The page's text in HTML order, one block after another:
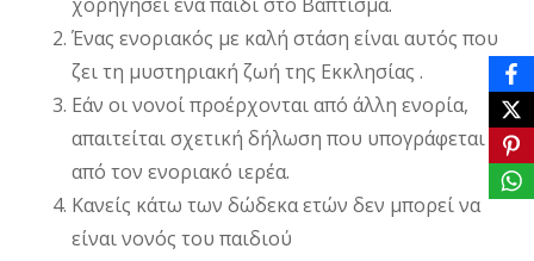
Ένας ενοριακός με καλή στάση είναι αυτός που
ζει τη μυστηριακή ζωή της Εκκλησίας .
Εάν οι νονοί προέρχονται από άλλη ενορία,
απαιτείται σχετική δήλωση που υπογράφεται
από τον ενοριακό ιερέα.
Κανείς κάτω των δώδεκα ετών δεν μπορεί να
είναι νονός του παιδιού